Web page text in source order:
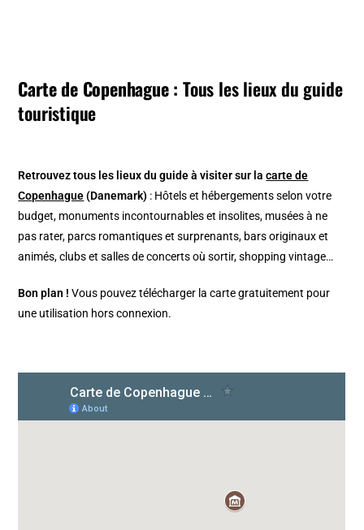
Carte de Copenhague :Tous les lieux du guide
touristique
Retrouvez tous les lieux du guide à visitersur lacarte de
Copenhague(Danemark) : Hôtels et hébergements selon votre
budget, monuments incontournables et insolites, musées à ne
pas rater, parcs romantiques et surprenants, bars originaux et
animés, clubs et salles de concerts où sortir, shopping vintage…
Bon plan ! Vous pouvez télécharger la carte gratuitement pour
une utilisation hors connexion.